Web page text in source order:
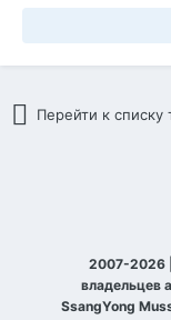
Перейти к списку
2007-2026
владельцев
SsangYong